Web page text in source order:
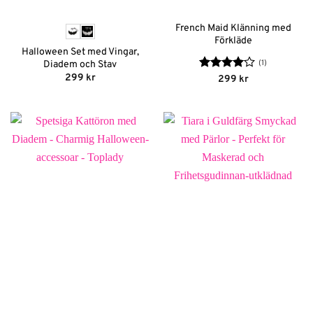
Halloween Set med Vingar,
Diadem och Stav
299 kr
French Maid Klänning med
Förkläde
Betygsatt
(1)
299 kr